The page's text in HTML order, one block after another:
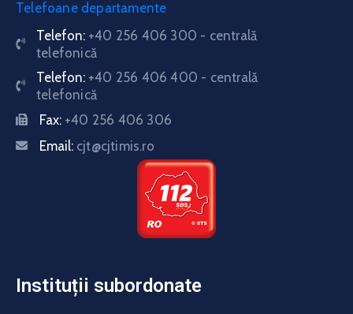
Telefoane departamente
Telefon: +40 256 406 300 - centrală
telefonică
Telefon: +40 256 406 400 - centrală
telefonică
Fax: +40 256 406 306
Email: cjt@cjtimis.ro
Instituții subordonate